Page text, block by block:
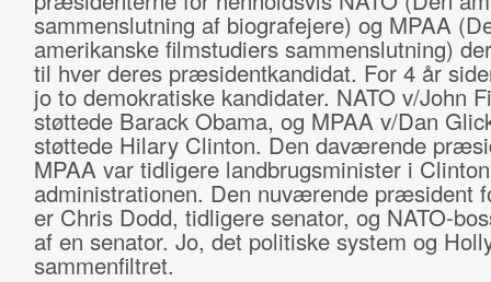
sammenslutning af biografejere) og MPAA
amerikanske filmstudiers sammenslutning)
til hver deres præsidentkandidat. For 4 år
jo to demokratiske kandidater. NATO v/John
støttede Barack Obama, og MPAA v/Dan
støttede Hilary Clinton. Den daværende
MPAA var tidligere landbrugsminister i
administrationen. Den nuværende præsident
er Chris Dodd, tidligere senator, og NATO-
af en senator. Jo, det politiske system og
sammenfiltret.